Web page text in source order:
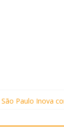
do Diabo
São Paulo Inova
de São Paulo